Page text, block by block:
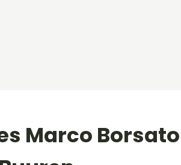
Marco